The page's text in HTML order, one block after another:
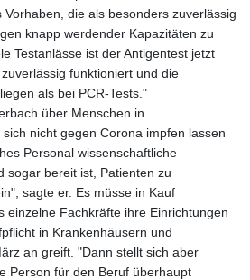
JMD 183.004683
JOD 0.819461
JPY 182.465669
KES 148.856198
KGS 101.074744
KHR 4680.585188
KMF 492.370809
KRW 1629.805632
KWD 0.35675
KYD 0.96031
KZT 540.07675
LAK 26018.135435
LBP
103193.107569
die als besonders zuverlässig
knapp werdender Kapazitäten zu
Testanlässe ist der Antigentest jetzt
funktioniert und die
als bei PCR-Tests."
über Menschen in
nicht gegen Corona impfen lassen
Personal wissenschaftliche
sogar bereit ist, Patienten zu
sagte er. Es müsse in Kauf
einzelne Fachkräfte ihre Einrichtungen
in Krankenhäusern und
an greift. "Dann stellt sich aber
Person für den Beruf überhaupt